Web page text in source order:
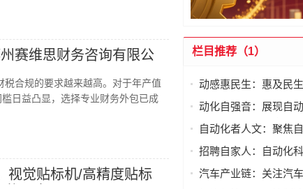
赛维思财务咨询有限公
合规的要求越来越高。对于年产值
日益凸显，选择专业财务外包已成
视觉贴标机/高精度贴标
栏目推荐（1）
动感惠民生：惠及民
动化自强音：展现自
进步发出的响亮声音
自动化者人文：聚焦
文思考
招聘自家人：自动化
家及人才需求资讯
汽车产业链：关注汽